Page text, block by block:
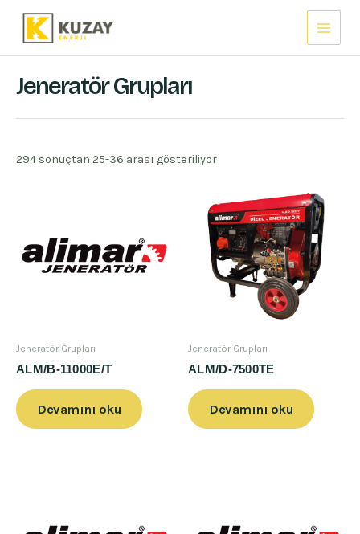
Main
Menu
Jeneratör Grupları
294 sonuçtan 25-36 arası gösteriliyor
Jeneratör Grupları
ALM/B-11000E/T
Devamını oku
Jeneratör Grupları
ALM/D-7500TE
Devamını oku